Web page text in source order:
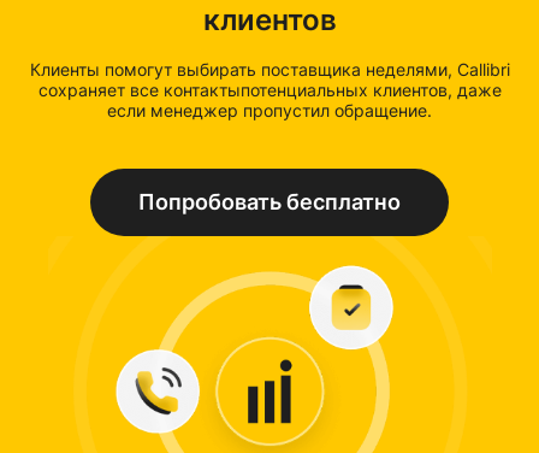
клиентов
Клиенты помогут выбирать поставщика неделями, Callibri
сохраняет все контактыпотенциальных клиентов, даже
если менеджер пропустил обращение.
Попробовать бесплатно